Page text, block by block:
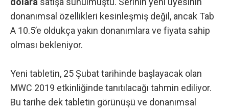
donanımsal özellikleri kesinleşmiş değil, ancak Tab
A 10.5’e oldukça yakın donanımlara ve fiyata sahip
olması bekleniyor.
Yeni tabletin, 25 Şubat tarihinde başlayacak olan
MWC 2019 etkinliğinde tanıtılacağı tahmin ediliyor.
Bu tarihe dek tabletin görünüşü ve donanımsal